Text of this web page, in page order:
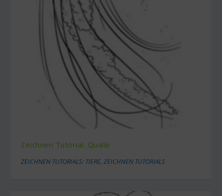
Zeichnen Tutorial: Qualle
ZEICHNEN TUTORIALS: TIERE,ZEICHNEN TUTORIALS